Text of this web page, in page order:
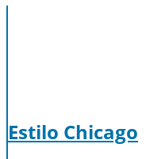
Estilo Chicago